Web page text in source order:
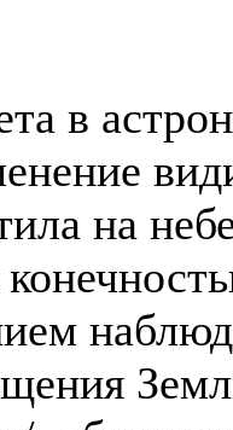
в
на